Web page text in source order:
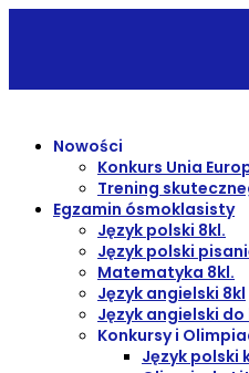
Nowości
Konkurs Unia
Trening
Egzamin ósmoklasisty
Język polski 8kl.
Język polski
Matematyka 8kl.
Język angielski 8kl
Język angielski
Konkursy i
Język polski